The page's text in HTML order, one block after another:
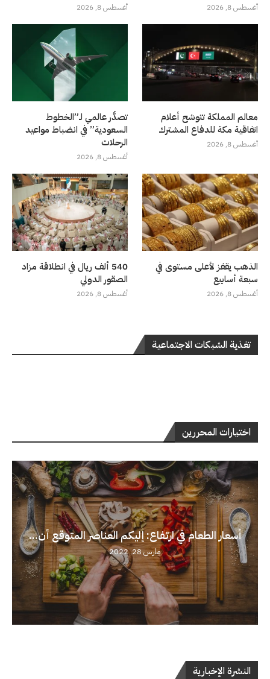
أغسطس 8, 2026 أغسطس 8, 2026
معالم المملكة تتوشح أعلام
اتفاقية مكة للدفاع المشترك
أغسطس 8, 2026
تصدُّر عالمي لـ”الخطوط
السعودية” في انضباط مواعيد
الرحلات
أغسطس 8, 2026
الذهب يقفز لأعلى مستوى في
سبعة أسابيع
أغسطس 8, 2026
540 ألف ريال في انطلاقة مزاد
الصقور الدولي
أغسطس 8, 2026
تغذية الشبكات الاجتماعية
اختيارات المحررين
أسعار الطعام في ارتفاع: إليكم العناصر المتوقع أن...
مارس 28, 2022
النشرة الإخبارية